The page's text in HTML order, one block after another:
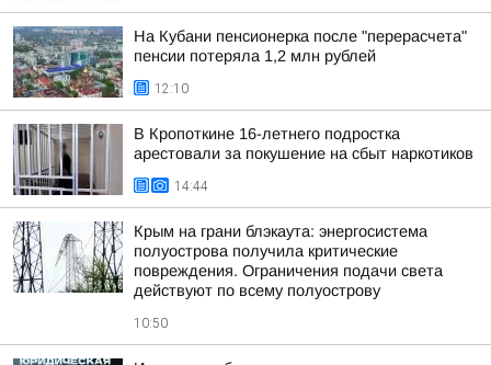
На Кубани пенсионерка после "перерасчета"
пенсии потеряла 1,2 млн рублей
12:10
В Кропоткине 16-летнего подростка
арестовали за покушение на сбыт наркотиков
14:44
Крым на грани блэкаута: энергосистема
полуострова получила критические
повреждения. Ограничения подачи света
действуют по всему полуострову
10:50